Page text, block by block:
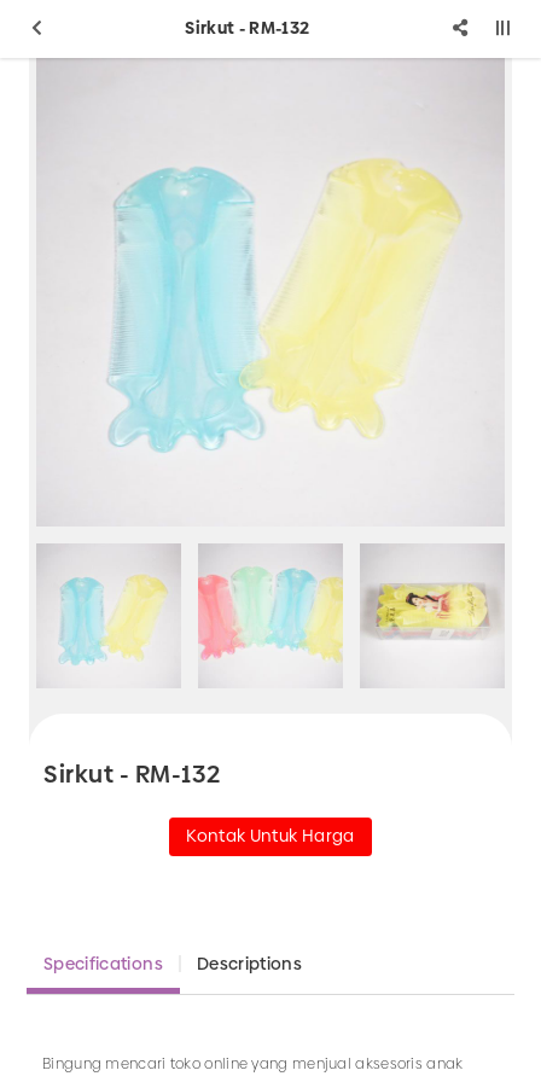
Sirkut - RM-132
Sirkut - RM-132
Kontak Untuk Harga
Specifications Descriptions
Bingung mencari toko online yang menjual aksesoris anak